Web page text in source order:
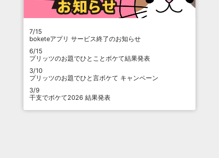
7/15
boketeアプリ サービス終了のお知らせ
6/15
プリッツのお題でひとことボケて結果発表
3/10
プリッツのお題でひと言ボケて キャンペーン
3/9
干支でボケて2026 結果発表